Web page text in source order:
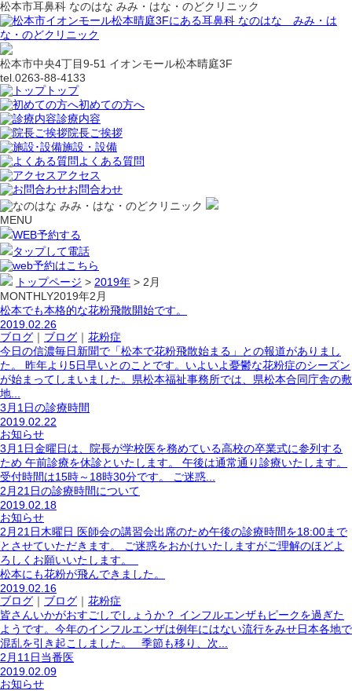
松本市耳鼻科 なのはな みみ・はな・のどクリニック
松本市中央4丁目9-51 イオンモール松本晴庭3F
tel.0263-88-4133
トップ
初めての方へ
診療内容
院長ご挨拶
施設・設備
よくある質問
アクセス
お問合わせ
MENU
WEB予約する
タップして電話
トップページ > 2019年 > 2月
MONTHLY2019年2月
松本でも本格的な花粉飛散開始です。
2019.02.26
ブログ ｜ ブログ ｜ 花粉症
今日の信濃毎日新聞で「松本で花粉飛散始まる」との報道がありまし
た。 昨年より5日早いとのことです。いよいよ憂鬱な花粉症のシーズン
が始まってしまいました。県松本福祉事務所では、県松本合同庁舎の敷
地...
3月1日の診療時間
2019.02.22
お知らせ
3月1日金曜日は、院長が学校医を務めている高校の卒業式に参列する
ため 午前診療を休診といたします。 午後は通常通り診療いたします。
受付時間は15時～18時30分です。 ご迷惑...
2月21日の診療時間について
2019.02.18
お知らせ
2月21日木曜日 医師会の講習会出席のため午後の診療時間を18:00まで
とさせていただきます。 ご迷惑をおかけいたしますがご理解のほどよ
ろしくお願いいたします。
松本にも花粉が飛んできました。
2019.02.16
ブログ ｜ ブログ ｜ 花粉症
皆さんいかがおすごしでしょうか？ インフルエンザもピークを過ぎた
ようです。今年のインフルエンザは例年にはない流行をみせ日本各地で
混乱を引き起こしました。 季節も移り、次...
2月11日当番医
2019.02.09
お知らせ